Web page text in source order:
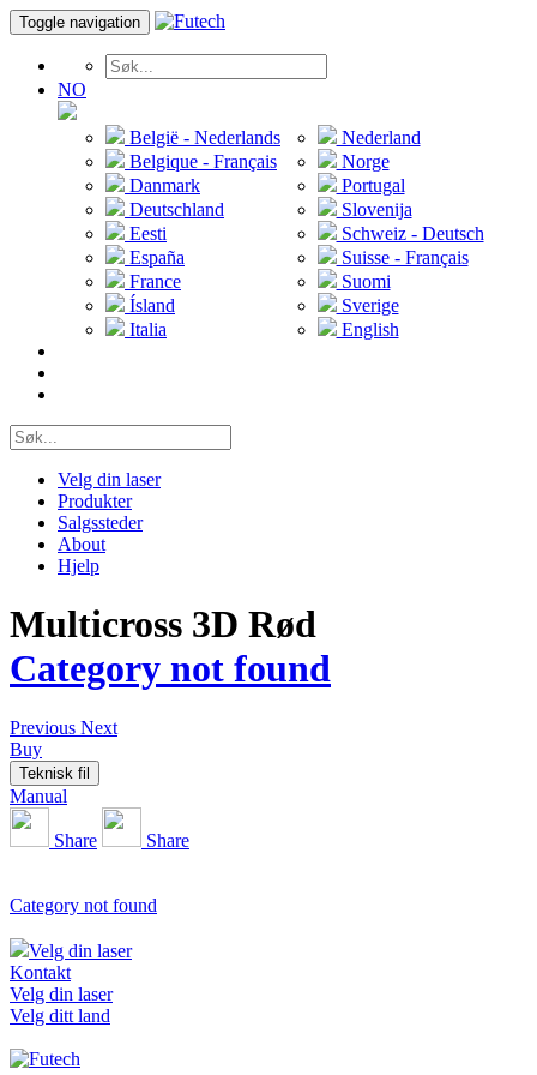
Toggle navigation
NO
België - Nederlands
Belgique - Français
Danmark
Deutschland
Eesti
España
France
Ísland
Italia
Nederland
Norge
Portugal
Slovenija
Schweiz - Deutsch
Suisse - Français
Suomi
Sverige
English
Velg din laser
Produkter
Salgssteder
About
Hjelp
Multicross 3D Rød
Category not found
Previous Next
Buy
Teknisk fil
Manual
Share Share
Category not found
Velg din laser
Kontakt
Velg din laser
Velg ditt land